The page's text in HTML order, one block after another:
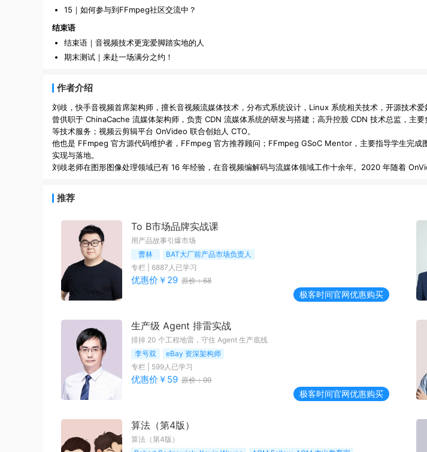
15｜如何参与到FFmpeg社区交流中？
结束语
结束语｜音视频技术更宠爱脚踏实地的人
期末测试｜来赴一场满分之约！
作者介绍
刘歧，快手音视频首席架构师，擅长音视频流媒体技术，分布式系统设计，Linux 系统相关技术，开源技术
曾供职于 ChinaCache 流媒体架构师，负责 CDN 流媒体系统的研发与搭建；高升控股 CDN 技术总监，主
等技术服务；视频云剪辑平台 OnVideo 联合创始人 CTO。
他也是 FFmpeg 官方源代码维护者，FFmpeg 官方推荐顾问；FFmpeg GSoC Mentor，主要指导学生完
实现与落地。
推荐
To B市场品牌实战课
用产品故事引爆市场
曹林
BAT大厂前产品市场负责人
专栏
6887 人已学习
优惠价￥ 29 原价：68
极客时间官网优惠购买
生产级 Agent 排雷实战
排掉 20 个工程地雷，守住 Agent 生产底线
李号双
eBay 资深架构师
专栏
599人已学习
优惠价￥ 59 原价：99
极客时间官网优惠购买
算法（第4版）
算法（第4版）